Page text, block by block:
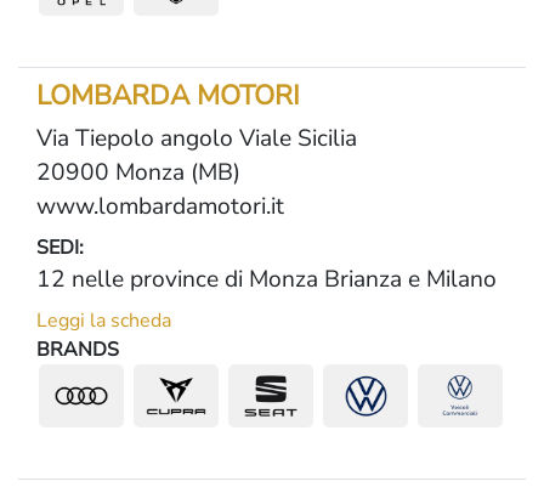
LOMBARDA MOTORI
Via Tiepolo angolo Viale Sicilia
20900 Monza (MB)
www.lombardamotori.it
SEDI:
12 nelle province di Monza Brianza e Milano
Leggi la scheda
BRANDS